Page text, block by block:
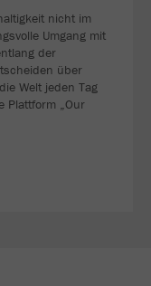
nicht im
Umgang mit
der
über
Welt jeden Tag
Plattform „Our